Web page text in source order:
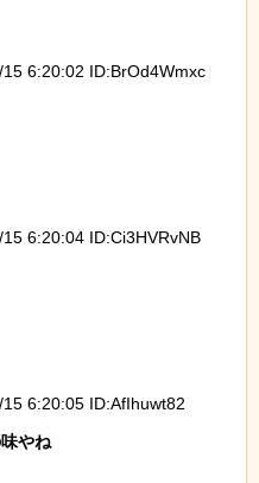
6:20:02 ID:BrOd4Wmxc
6:20:04 ID:Ci3HVRvNB
6:20:05 ID:AfIhuwt82
やね